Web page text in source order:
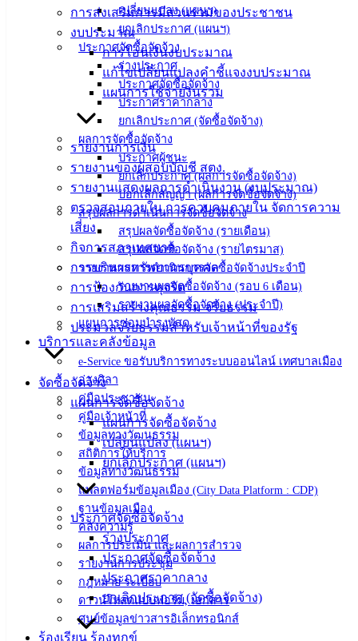
เปลี่ยนแปลง (แผนฯ)
ยกเลิกประกาศ (แผนฯ)
ประกาศจัดซื้อจัดจ้าง
ร่างประกาศ
ประกาศจัดซื้อจัดจ้าง
ประกาศราคากลาง
ยกเลิกประกาศ (จัดซื้อจัดจ้าง)
ผลการจัดซื้อจัดจ้าง
ประกาศผู้ชนะ
ยกเลิกประกาศ (ผลการจัดซื้อจัดจ้าง)
บอกเลิกสัญญา (ผลการจัดซื้อจัดจ้าง)
สรุปผลการดำเนินการจัดซื้อจัดจ้าง
สรุปผลจัดซื้อจัดจ้าง (รายเดือน)
สรุปผลจัดซื้อจัดจ้าง (รายไตรมาส)
รายงานผลการดำเนินการจัดซื้อจัดจ้างประจำปี
รายงานผลจัดซื้อจัดจ้าง (รอบ 6 เดือน)
รายงานผลจัดซื้อจัดจ้าง (ประจำปี)
แผนการซ่อมบำรุงพัสดุ
บริการและคลังข้อมูล
e-Service ขอรับบริการทางระบบออนไลน์ เทศบาลเมือง
อ่างศิลา
คู่มือประชาชน
คู่มือเจ้าหน้าที่
ข้อมูลทางวัฒนธรรม
สถิติการให้บริการ
ข้อมูลทางวัฒนธรรม
แพลตฟอร์มข้อมูลเมือง (City Data Platform : CDP)
ฐานข้อมูลเมือง
คลังความรู้
ผลการประเมิน และผลการสำรวจ
รายงานการประชุม
กฎหมาย ระเบียบ
ดาวน์โหลดแบบฟอร์ม, เอกสาร
ศูนย์ข้อมูลข่าวสารอิเล็กทรอนิกส์
ร้องเรียน ร้องทุกข์
การส่งเสริมการมีส่วนร่วมของประชาชน
งบประมาณ
การโอนเงินงบประมาณ
แก้ไขเปลี่ยนแปลงคำชี้แจงงบประมาณ
แผนการใช้จ่ายงินรวม
รายงานการเงิน
รายงานของผู้สอบบัญชี สตง.
รายงานแสดงผลการดำเนินงาน (งบประมาณ)
ตรวจสอบภายใน การควบคุมภายใน จัดการความ
เสี่ยง
กิจการสภาเทศบาล
การบริหารทรัพยากรบุคคล
การป้องกันการทุจริต
การเสริมสร้างคุณธรรม จริยธรรม
ประมวลจริยธรรมสำหรับเจ้าหน้าที่ของรัฐ
จัดซื้อจัดจ้าง
แผนการจัดซื้อจัดจ้าง
แผนการจัดซื้อจัดจ้าง
เปลี่ยนแปลง (แผนฯ)
ยกเลิกประกาศ (แผนฯ)
ประกาศจัดซื้อจัดจ้าง
ร่างประกาศ
ประกาศจัดซื้อจัดจ้าง
ประกาศราคากลาง
ยกเลิกประกาศ (จัดซื้อจัดจ้าง)
นายก
หัวหน้า
ส่วน
ราชการ
สภา
เทศบาล
สงวนลิขสิทธิ์ © 2563 เทศบาลเมืองอ่างศิลา จังหวัดชลบุรี |
angsilacity.go.th | Powered byBuuscript